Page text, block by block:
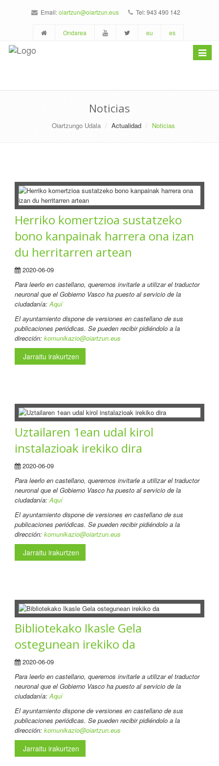
Email:oiartzun@oiartzun.eus Tel: 943 490 142
Ondarea eu es
Toggle
Noticias
Oiartzungo Udala Actualidad Noticias
Herriko komertzioa sustatzeko
bono kanpainak harrera ona izan
du herritarren artean
2020-06-09
Para leerlo en castellano, queremos invitarle a utilizar el traductor
neuronal que el Gobierno Vasco ha puesto al servicio de la
ciudadanía:Aquí
El ayuntamiento dispone de versiones en castellano de sus
publicaciones periódicas. Se pueden recibir pidiéndolo a la
dirección: komunikazio@oiartzun.eus
Jarraitu irakurtzen
Uztailaren 1ean udal kirol
instalazioak irekiko dira
2020-06-09
Para leerlo en castellano, queremos invitarle a utilizar el traductor
neuronal que el Gobierno Vasco ha puesto al servicio de la
ciudadanía:Aquí
El ayuntamiento dispone de versiones en castellano de sus
publicaciones periódicas. Se pueden recibir pidiéndolo a la
dirección: komunikazio@oiartzun.eus
Jarraitu irakurtzen
Bibliotekako Ikasle Gela
ostegunean irekiko da
2020-06-09
Para leerlo en castellano, queremos invitarle a utilizar el traductor
neuronal que el Gobierno Vasco ha puesto al servicio de la
ciudadanía:Aquí
El ayuntamiento dispone de versiones en castellano de sus
publicaciones periódicas. Se pueden recibir pidiéndolo a la
dirección: komunikazio@oiartzun.eus
Jarraitu irakurtzen